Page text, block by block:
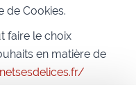
de Cookies.
faire le choix
en matière de